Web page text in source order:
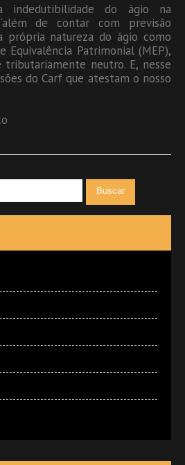
indedutibilidade do ágio na
de contar com previsão
própria natureza do ágio como
Patrimonial (MEP),
neutro. E, nesse
do Carf que atestam o nosso